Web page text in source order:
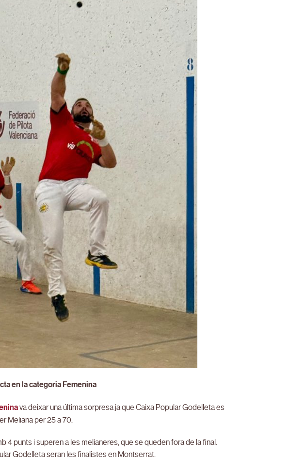
en la categoria Femenina
va deixar una última sorpresa ja que Caixa Popular Godelleta es
Meliana per 25 a 70.
punts i superen a les melianeres, que se queden fora de la final.
Godelleta seran les finalistes en Montserrat.